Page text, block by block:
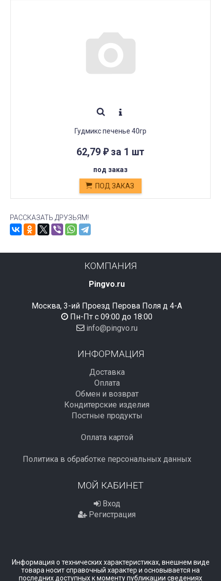
Гудмикс печенье 40гр
62,79 ₽за 1 шт
под заказ
ПОД ЗАКАЗ
РАССКАЗАТЬ ДРУЗЬЯМ!
КОМПАНИЯ
Pingvo.ru
Москва, 3-ий Проезд Перова Поля д 4-А
Пн-Пт с 09:00 до 18:00
info@pingvo.ru
ИНФОРМАЦИЯ
Доставка
Оплата
Обмен и возврат
Кондитерские изделия
Постные продукты
Оплата картой
Политика в обработке персональных данных
МОЙ КАБИНЕТ
Вход
Регистрация
Информация о технических характеристиках, внешнем виде
товара носит справочный характер и основывается на
последних доступных к моменту публикации сведениях